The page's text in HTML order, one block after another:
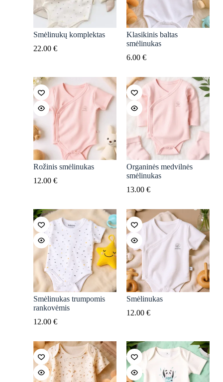
Smėlinukų komplektas
22.00 €
Klasikinis baltas
smėlinukas
6.00 €
Rožinis smėlinukas
12.00 €
Organinės medvilnės
smėlinukas
13.00 €
Smėlinukas trumpomis
rankovėmis
12.00 €
Smėlinukas
12.00 €